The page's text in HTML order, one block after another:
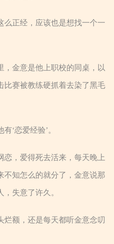
么正经，应该也是想找一个一
，金意是他上职校的同桌，以
比赛被教练硬抓着去染了黑毛
‘恋爱经验’。
恋，爱得死去活来，每天晚上
不知怎么的就分了，金意说那
，失意了许久。
烂额，还是每天都听金意念叨